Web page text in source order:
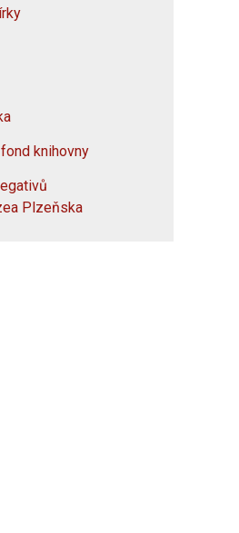
knihovny
Plzeňska